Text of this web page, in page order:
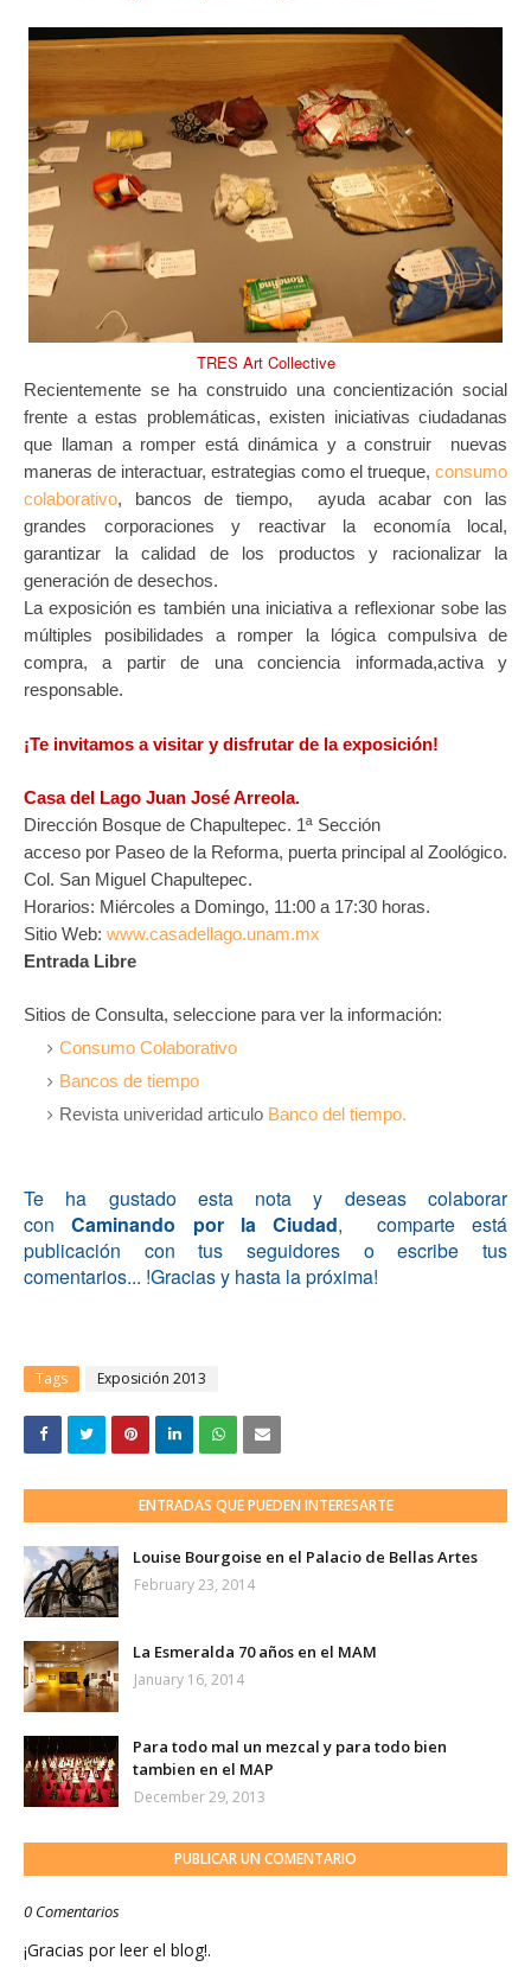
TRES Art Collective
Recientemente se ha construido una concientización social
frente a estas problemáticas, existen iniciativas ciudadanas
que llaman a romper está dinámica y a construir nuevas
maneras de interactuar, estrategias como el trueque, consumo
colaborativo, bancos de tiempo, ayuda acabar con las
grandes corporaciones y reactivar la economía local,
garantizar la calidad de los productos y racionalizar la
generación de desechos.
La exposición es también una iniciativa a reflexionar sobe las
múltiples posibilidades a romper la lógica compulsiva de
compra, a partir de una conciencia informada,activa y
responsable.
¡Te invitamos a visitar y disfrutar de la exposición!
Casa del Lago Juan José Arreola.
Dirección Bosque de Chapultepec. 1ª Sección
acceso por Paseo de la Reforma, puerta principal al Zoológico.
Col. San Miguel Chapultepec.
Horarios: Miércoles a Domingo, 11:00 a 17:30 horas.
Sitio Web: www.casadellago.unam.mx
Entrada Libre
Sitios de Consulta, seleccione para ver la información:
Consumo Colaborativo
Bancos de tiempo
Revista univeridad articulo Banco del tiempo.
Te ha gustado esta nota y deseas colaborar
conCaminando por la Ciudad, comparte está
publicación con tus seguidores o escribe tus
comentarios... !Gracias y hasta la próxima!
Tags Exposición 2013
ENTRADAS QUE PUEDEN INTERESARTE
Louise Bourgoise en el Palacio de Bellas Artes
February 23, 2014
La Esmeralda 70 años en el MAM
January 16, 2014
Para todo mal un mezcal y para todo bien
tambien en el MAP
December 29, 2013
PUBLICAR UN COMENTARIO
0 Comentarios
¡Gracias por leer el blog!.